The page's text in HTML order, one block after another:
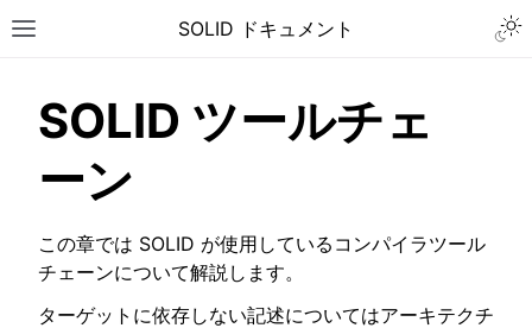
Toggle site navigation sidebar
SOLID ドキュメント
SOLID ツールチェ
ーン
この章では SOLID が使用しているコンパイラツール
チェーンについて解説します。
ターゲットに依存しない記述についてはアーキテクチ